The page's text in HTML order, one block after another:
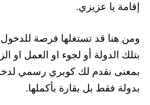
إقامة يا عزيزي.
ومن هنا قد تستغلها فرصة للدخول
بتلك الدولة أو لجوء او العمل او
بمعنى نقدم لك كوبري رسمي
بدولة فقط بل بقارة بأكملها.